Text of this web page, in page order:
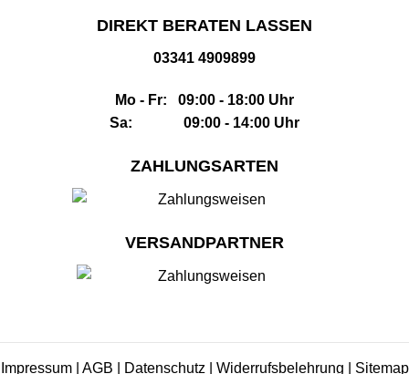
DIREKT BERATEN LASSEN
03341 4909899
Mo - Fr: 09:00 - 18:00 Uhr
Sa: 09:00 - 14:00 Uhr
ZAHLUNGSARTEN
VERSANDPARTNER
Impressum| AGB Datenschutz Widerrufsbelehrung Sitemap